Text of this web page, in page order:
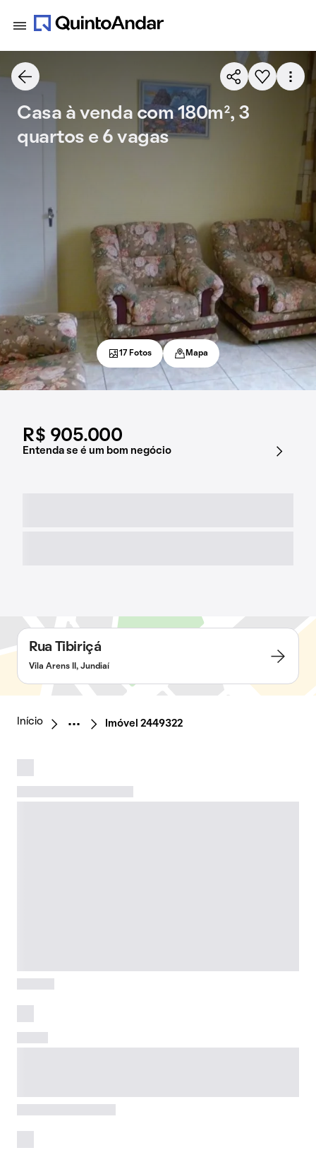
R$ 905.000
Entenda se é um bom negócio
Casa à venda com 180m², 3
quartos e 6 vagas
17 Fotos Mapa
Rua Tibiriçá
Vila Arens II, Jundiaí
Início Imóvel 2449322